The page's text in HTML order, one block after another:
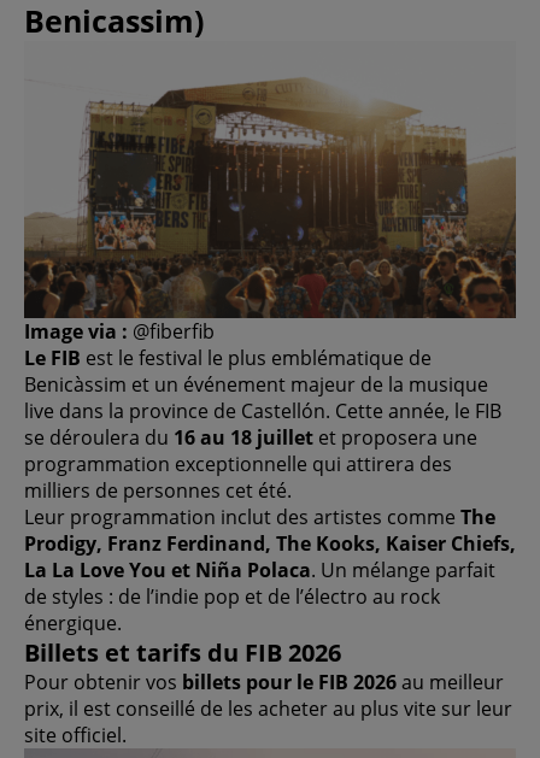
Benicassim)
Image via : @fiberfib
Le FIB est le festival le plus emblématique de
Benicàssim et un événement majeur de la musique
live dans la province de Castellón. Cette année, le FIB
se déroulera du 16 au 18 juillet et proposera une
programmation exceptionnelle qui attirera des
milliers de personnes cet été.
Leur programmation inclut des artistes comme The
Prodigy, Franz Ferdinand, The Kooks, Kaiser Chiefs,
La La Love You et Niña Polaca. Un mélange parfait
de styles : de l’indie pop et de l’électro au rock
énergique.
Billets et tarifs du FIB 2026
Pour obtenir vos billets pour le FIB 2026au meilleur
prix, il est conseillé de les acheter au plus vite sur leur
site officiel.
Confirmer la sélection
Tout autoriser